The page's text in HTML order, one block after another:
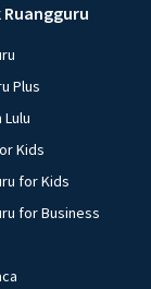
Ruangguru
Plus
Lulu
Kids
for Kids
for Business